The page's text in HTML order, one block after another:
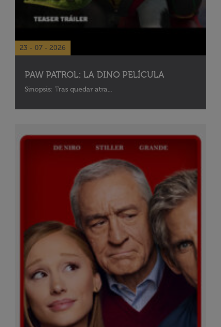
23 - 07 - 2026
PAW PATROL: LA DINO PELÍCULA
Sinopsis: Tras quedar atra...